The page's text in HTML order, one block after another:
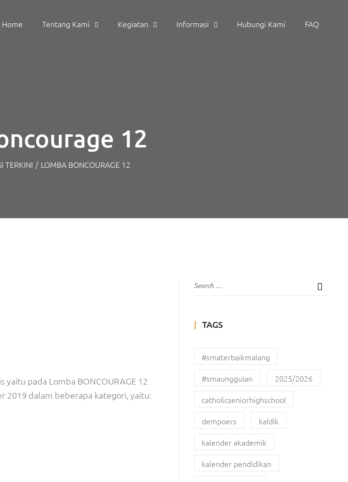
Home Tentang Kami Kegiatan Informasi Hubungi Kami FAQ
12
TERKINI / LOMBA BONCOURAGE 12
pada Lomba BONCOURAGE 12
2019 dalam beberapa kategori, yaitu:
TAGS
#smaterbaikmalang
#smaunggulan
2025/2026
catholicseniorhighschool
dempoers
kaldik
kalender akademik
kalender pendidikan